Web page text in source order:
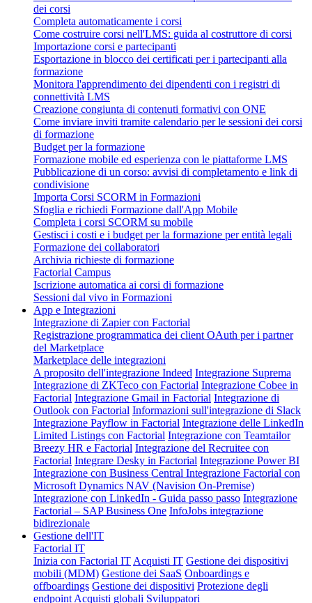
dei corsi
Completa automaticamente i corsi
Come costruire corsi nell'LMS: guida al costruttore di corsi
Importazione corsi e partecipanti
Esportazione in blocco dei certificati per i partecipanti alla
formazione
Monitora l'apprendimento dei dipendenti con i registri di
connettività LMS
Creazione congiunta di contenuti formativi con ONE
Come inviare inviti tramite calendario per le sessioni dei corsi
di formazione
Budget per la formazione
Formazione mobile ed esperienza con le piattaforme LMS
Pubblicazione di un corso: avvisi di completamento e link di
condivisione
Importa Corsi SCORM in Formazioni
Sfoglia e richiedi Formazione dall'App Mobile
Completa i corsi SCORM su mobile
Gestisci i costi e i budget per la formazione per entità legali
Formazione dei collaboratori
Archivia richieste di formazione
Factorial Campus
Iscrizione automatica ai corsi di formazione
Sessioni dal vivo in Formazioni
App e Integrazioni
Integrazione di Zapier con Factorial
Registrazione programmatica dei client OAuth per i partner
del Marketplace
Marketplace delle integrazioni
A proposito dell'integrazione Indeed Integrazione Suprema
Integrazione di ZKTeco con Factorial Integrazione Cobee in
Factorial Integrazione Gmail in Factorial Integrazione di
Outlook con Factorial Informazioni sull'integrazione di Slack
Integrazione Payflow in Factorial Integrazione delle LinkedIn
Limited Listings con Factorial Integrazione con Teamtailor
Breezy HR e Factorial Integrazione del Recruitee con
Factorial Integrare Desky in Factorial Integrazione Power BI
Integrazione con Business Central Integrazione Factorial con
Microsoft Dynamics NAV (Navision On-Premise)
Integrazione con LinkedIn - Guida passo passo Integrazione
Factorial – SAP Business One InfoJobs integrazione
bidirezionale
Gestione dell'IT
Factorial IT
Inizia con Factorial IT Acquisti IT Gestione dei dispositivi
mobili (MDM) Gestione dei SaaS Onboardings e
offboardings Gestione dei dispositivi Protezione degli
endpoint Acquisti globali Sviluppatori